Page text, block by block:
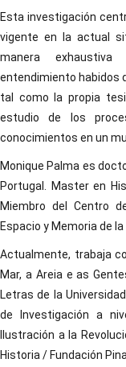
Esta investigación
vigente en la actual
manera
entendimiento habidos
tal como la propia
estudio de los
conocimientos en un
Monique Palma es
Portugal. Master en
Miembro del Centro
Espacio y Memoria de
Actualmente, trabaja
Mar, a Areia e as
Letras de la
de Investigación a
Ilustración a la
Historia / Fundación